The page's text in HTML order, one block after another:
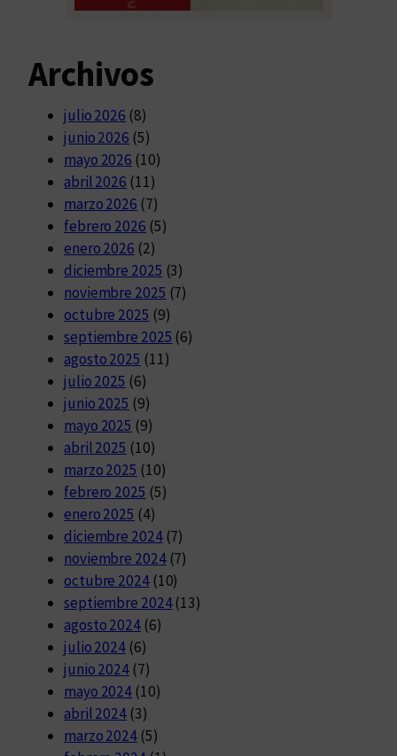
Archivos
julio 2026 (8)
junio 2026 (5)
mayo 2026 (10)
abril 2026 (11)
marzo 2026 (7)
febrero 2026 (5)
enero 2026 (2)
diciembre 2025 (3)
noviembre 2025 (7)
octubre 2025 (9)
septiembre 2025 (6)
agosto 2025 (11)
julio 2025 (6)
junio 2025 (9)
mayo 2025 (9)
abril 2025 (10)
marzo 2025 (10)
febrero 2025 (5)
enero 2025 (4)
diciembre 2024(7)
noviembre 2024(7)
octubre 2024(10)
septiembre 2024(13)
agosto 2024(6)
julio 2024 (6)
junio 2024 (7)
mayo 2024 (10)
abril 2024 (3)
marzo 2024 (5)